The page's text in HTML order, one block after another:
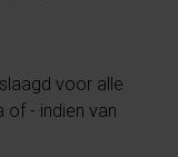
voor alle
- indien van